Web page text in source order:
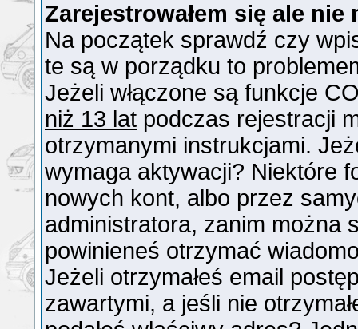
Zarejestrowałem się ale
Na początek sprawdź czy
te są w porządku to
Jeżeli włączone są funkcje
niż 13 lat podczas rejestracji
otrzymanymi instrukcjami.
wymaga aktywacji? Niektóre
nowych kont, albo przez
administratora, zanim można
powinieneś otrzymać
Jeżeli otrzymałeś email
zawartymi, a jeśli nie